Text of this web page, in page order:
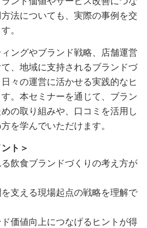
法についても、実際の事例を交
。
ングやブランド戦略、店舗運営
、地域に支持されるブランドづ
々の運営に活かせる実践的なヒ
。本セミナーを通じて、ブラン
の取り組みや、口コミを活用し
を学んでいただけます。
ト＞
飲食ブランドづくりの考え方が
支える現場起点の戦略を理解で
価値向上につなげるヒントが得